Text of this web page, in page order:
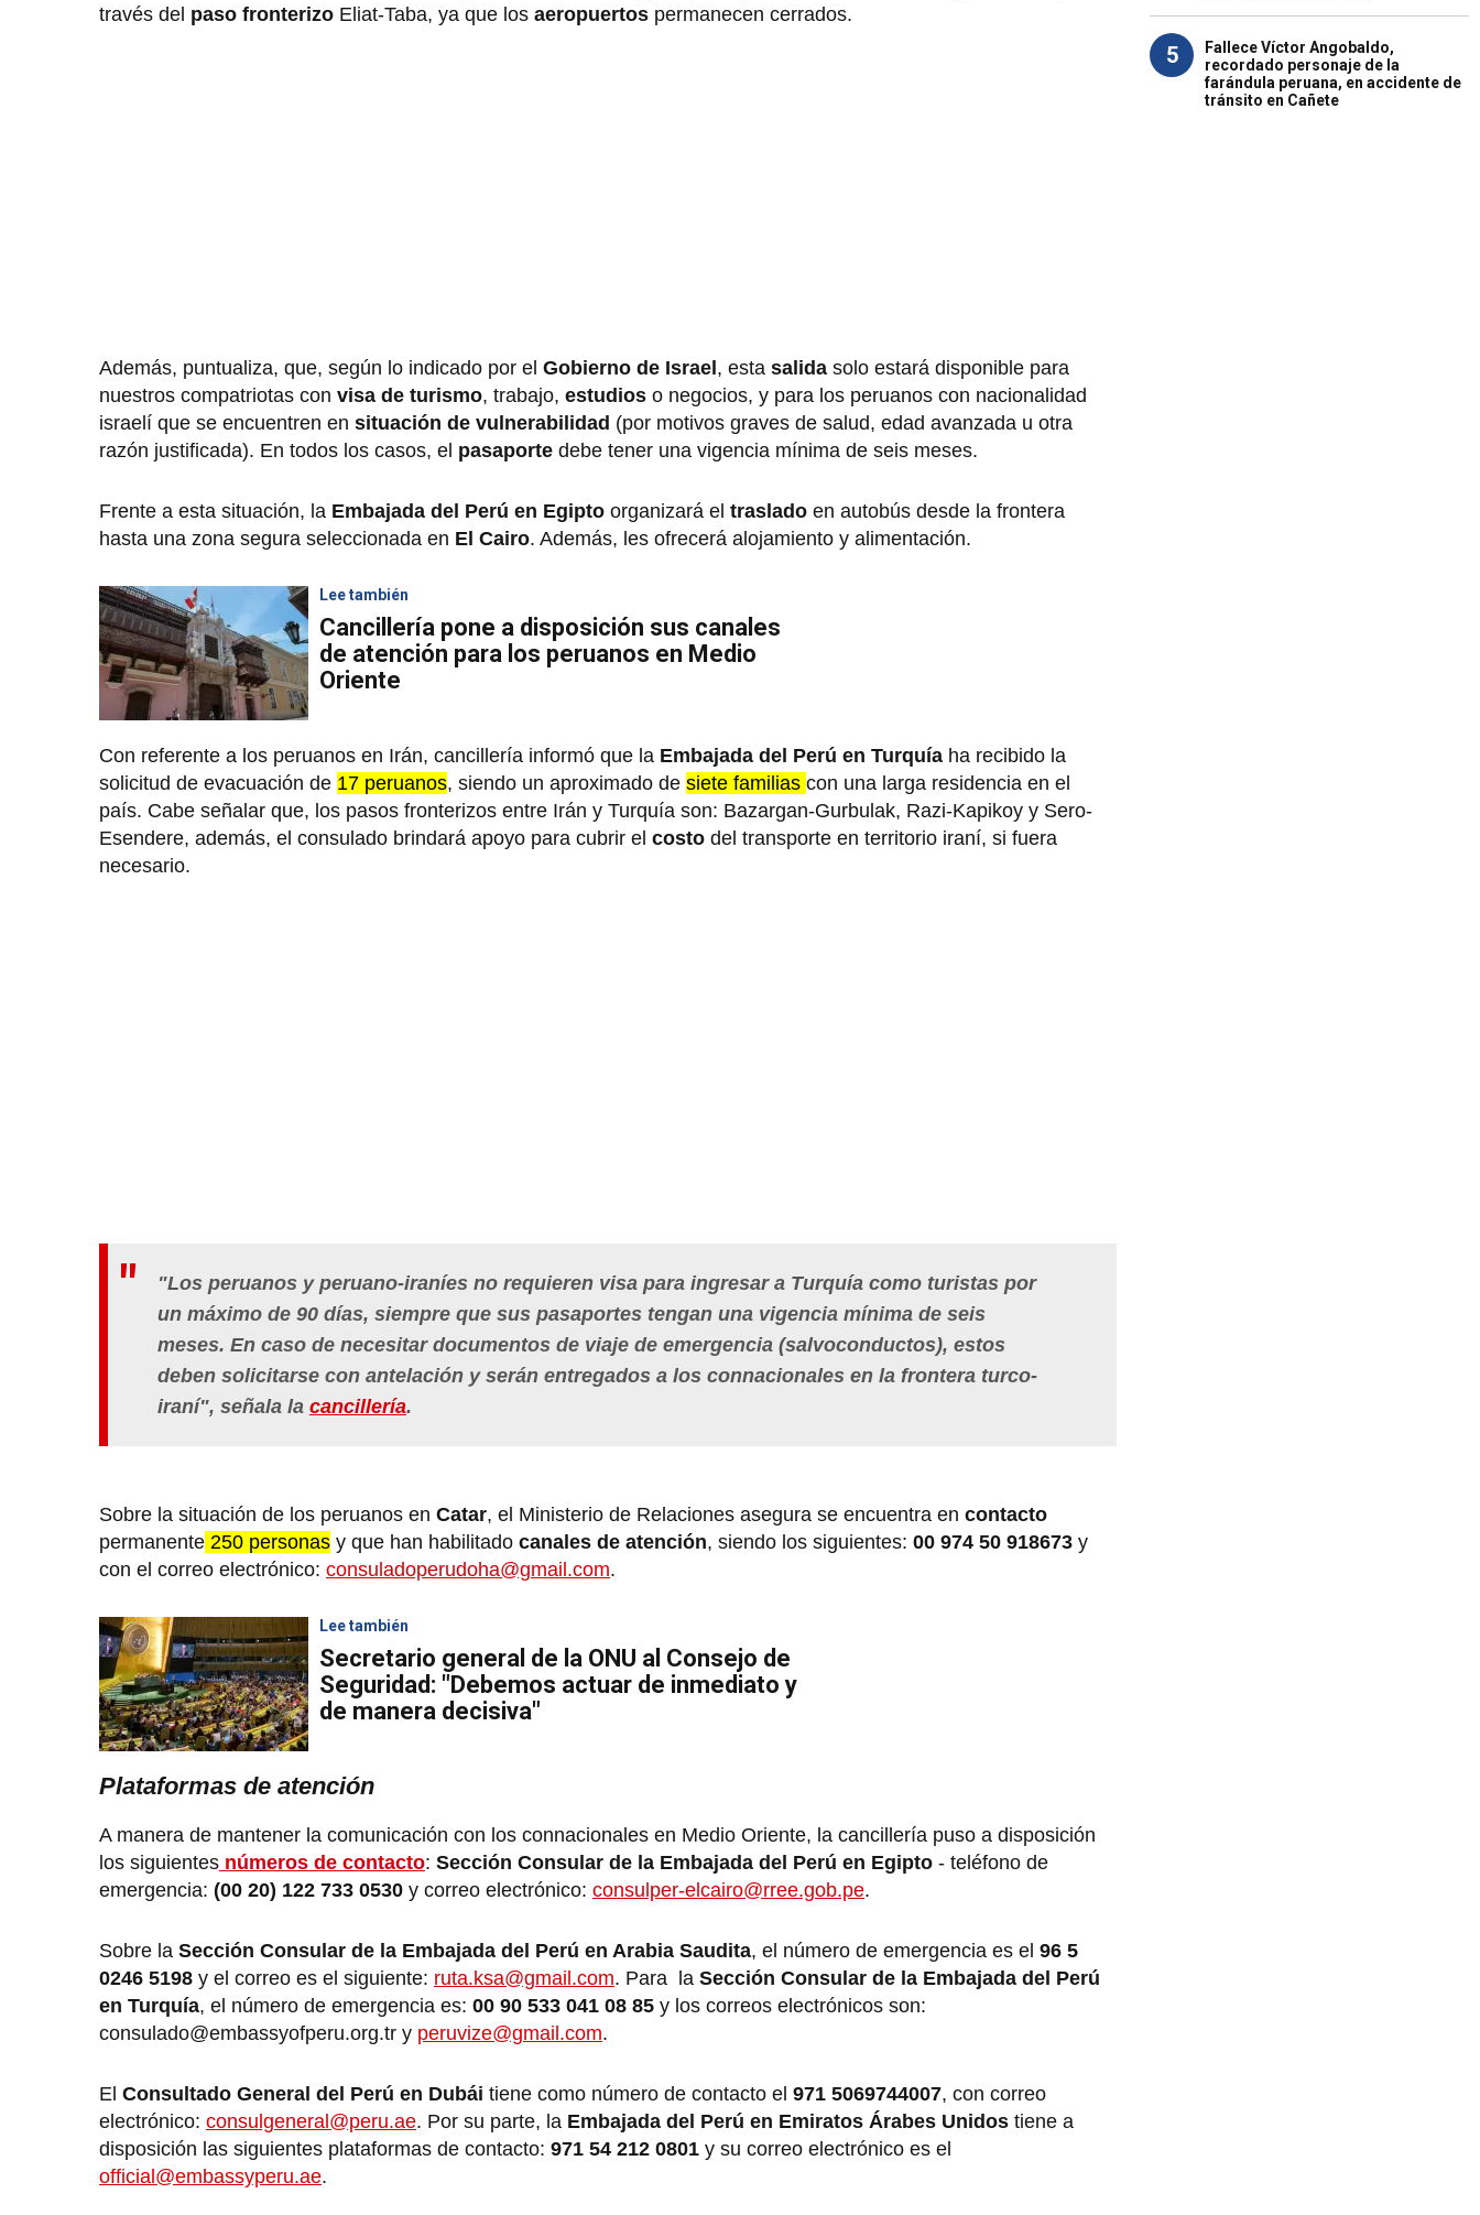
través del paso fronterizo Eliat-Taba, ya que los aeropuertos permanecen cerrados.
Además, puntualiza, que, según lo indicado por el Gobierno de Israel , esta salida solo estará disponible para
nuestros compatriotas con visa de turismo, trabajo, estudios o negocios, y para los peruanos con nacionalidad
israelí que se encuentren en situación de vulnerabilidad (por motivos graves de salud, edad avanzada u otra
razón justificada). En todos los casos, el pasaporte debe tener una vigencia mínima de seis meses.
Frente a esta situación, la Embajada del Perú en Egipto organizará el traslado en autobús desde la frontera
hasta una zona segura seleccionada en El Cairo. Además, les ofrecerá alojamiento y alimentación.
Lee también
Cancillería pone a disposición sus canales
de atención para los peruanos en Medio
Oriente
Con referente a los peruanos en Irán, cancillería informó que la Embajada del Perú en Turquía ha recibido la
solicitud de evacuación de 17 peruanos, siendo un aproximado de siete familias con una larga residencia en el
país. Cabe señalar que, los pasos fronterizos entre Irán y Turquía son: Bazargan-Gurbulak, Razi-Kapikoy y Sero-
Esendere, además, el consulado brindará apoyo para cubrir el costo del transporte en territorio iraní, si fuera
necesario.
"Los peruanos y peruano-iraníes no requieren visa para ingresar a Turquía como turistas por
un máximo de 90 días, siempre que sus pasaportes tengan una vigencia mínima de seis
meses. En caso de necesitar documentos de viaje de emergencia (salvoconductos), estos
deben solicitarse con antelación y serán entregados a los connacionales en la frontera turco-
iraní", señala la cancillería.
Sobre la situación de los peruanos en Catar, el Ministerio de Relaciones asegura se encuentra en contacto
permanente 250 personas y que han habilitado canales de atención, siendo los siguientes: 00 974 50 918673 y
con el correo electrónico: consuladoperudoha@gmail.com.
Lee también
Secretario general de la ONU al Consejo de
Seguridad: "Debemos actuar de inmediato y
de manera decisiva"
Plataformas de atención
A manera de mantener la comunicación con los connacionales en Medio Oriente, la cancillería puso a disposición
los siguientes números de contacto: Sección Consular de la Embajada del Perú en Egipto - teléfono de
emergencia: (00 20) 122 733 0530 y correo electrónico: consulper-elcairo@rree.gob.pe.
Sobre la Sección Consular de la Embajada del Perú en Arabia Saudita, el número de emergencia es el 96 5
0246 5198 y el correo es el siguiente: ruta.ksa@gmail.com. Para ⁠ la ⁠Sección Consular de la Embajada del Perú
en Turquía, el número de emergencia es: 00 90 533 041 08 85 y los correos electrónicos son:
consulado@embassyofperu.org.tr y peruvize@gmail.com.
El Consultado General del Perú en Dubái tiene como número de contacto el 971 5069744007, con correo
electrónico: consulgeneral@peru.ae. Por su parte, la Embajada del Perú en Emiratos Árabes Unidos tiene a
disposición las siguientes plataformas de contacto: 971 54 212 0801 y su correo electrónico es el
official@embassyperu.ae.
5
Fallece Víctor Angobaldo,
recordado personaje de la
farándula peruana, en accidente de
tránsito en Cañete